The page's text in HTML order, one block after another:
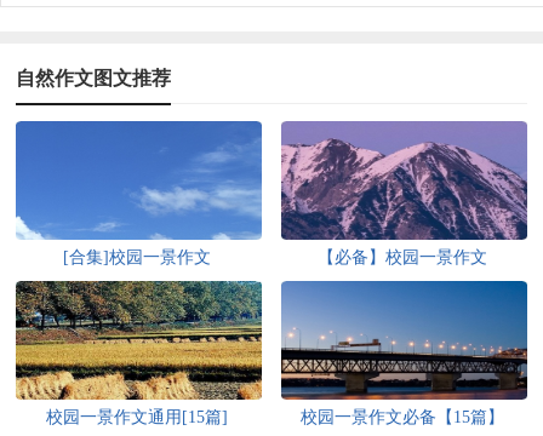
自然作文图文推荐
[合集]校园一景作文 【必备】校园一景作文
校园一景作文通用[15篇] 校园一景作文必备【15篇】